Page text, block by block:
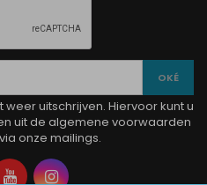
uitschrijven. Hiervoor kunt u
uit de algemene voorwaarden
onze mailings.
YouTubeInstagram